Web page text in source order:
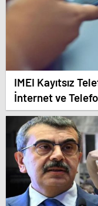
IMEI Kayıtsız
İnternet ve